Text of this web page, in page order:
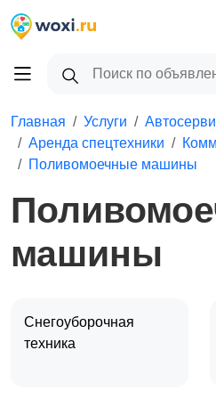
Главная Услуги
Аренда спецтехники
Поливомоечные машины
машины
Снегоуборочная
техника